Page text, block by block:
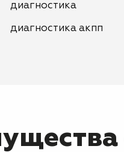
диагностика
диагностика акпп